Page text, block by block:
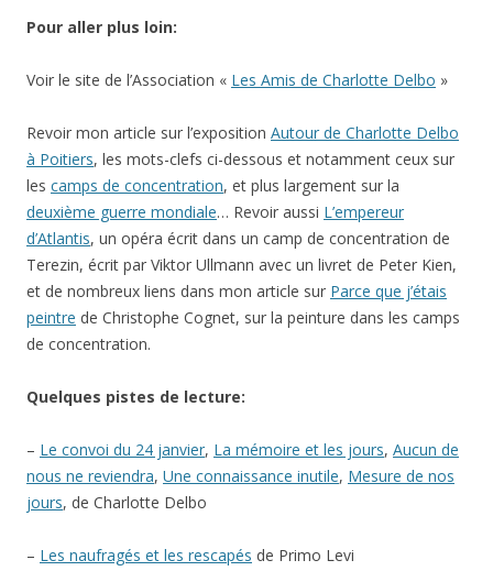
Pour aller plus loin:
Voir le site de l’Association « Les Amis de Charlotte Delbo »
Revoir mon article sur l’exposition Autour de Charlotte Delbo
à Poitiers, les mots-clefs ci-dessous et notamment ceux sur
les camps de concentration, et plus largement sur la
deuxième guerre mondiale… Revoir aussi L’empereur
d’Atlantis, un opéra écrit dans un camp de concentration de
Terezin, écrit par Viktor Ullmann avec un livret de Peter Kien,
et de nombreux liens dans mon article sur Parce que j’étais
peintre de Christophe Cognet, sur la peinture dans les camps
de concentration.
Quelques pistes de lecture:
– Le convoi du 24 janvier, La mémoire et les jours, Aucun de
nous ne reviendra, Une connaissance inutile, Mesure de nos
jours, de Charlotte Delbo
– Les naufragés et les rescapés de Primo Levi